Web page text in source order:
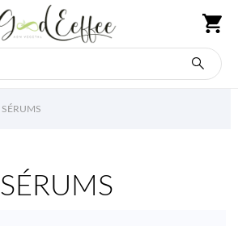
SÉRUMS
SÉRUMS